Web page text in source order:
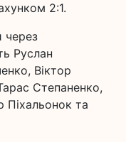
2:1.
через
Руслан
Віктор
Степаненко,
та